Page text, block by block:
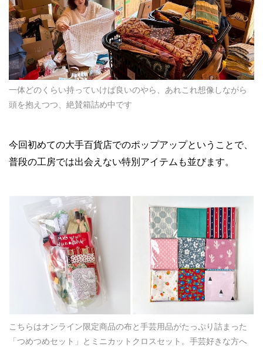
一体どのくらい持っていけば良いのやら、あれこれ想像しながら
頭を抱えつつ、絶賛箱詰め中です
今回初めての大手百貨店でのポップアップということで、
普段の工房では出会えない特別アイテムも並びます。
こちらはオンライン限定商品の布と手芸用品がたっぷり詰まった
「つめつめセット」とミニカットクロスセット。手芸好きな方へ